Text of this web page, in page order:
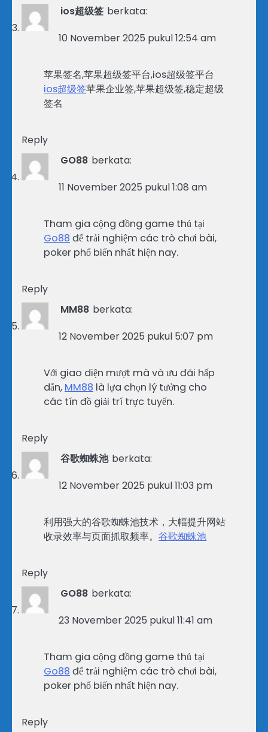
ios超级签 berkata:
10 November 2025 pukul 12:54 am
苹果签名,苹果超级签平台,ios超级签平台
ios超级签苹果企业签,苹果超级签,稳定超级
签名
Reply
GO88 berkata:
11 November 2025 pukul 1:08 am
Tham gia cộng đồng game thủ tại
Go88 để trải nghiệm các trò chơi bài,
poker phổ biến nhất hiện nay.
Reply
MM88 berkata:
12 November 2025 pukul 5:07 pm
Với giao diện mượt mà và ưu đãi hấp
dẫn, MM88 là lựa chọn lý tưởng cho
các tín đồ giải trí trực tuyến.
Reply
谷歌蜘蛛池 berkata:
12 November 2025 pukul 11:03 pm
利用强大的谷歌蜘蛛池技术，大幅提升网站
收录效率与页面抓取频率。 谷歌蜘蛛池
Reply
GO88 berkata:
23 November 2025 pukul 11:41 am
Tham gia cộng đồng game thủ tại
Go88 để trải nghiệm các trò chơi bài,
poker phổ biến nhất hiện nay.
Reply